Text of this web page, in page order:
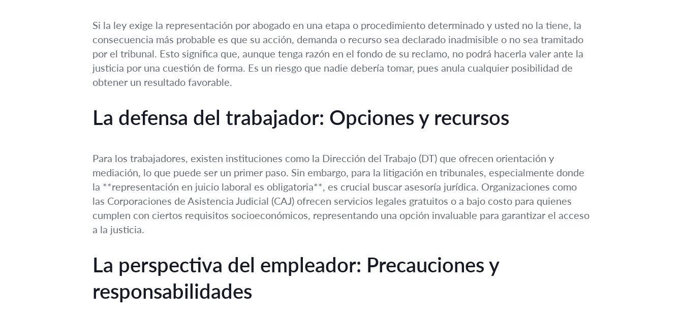
Si la ley exige la representación por abogado en una etapa o procedimiento determinado y usted no la tiene, la
consecuencia más probable es que su acción, demanda o recurso sea declarado inadmisible o no sea tramitado
por el tribunal. Esto significa que, aunque tenga razón en el fondo de su reclamo, no podrá hacerla valer ante la
justicia por una cuestión de forma. Es un riesgo que nadie debería tomar, pues anula cualquier posibilidad de
obtener un resultado favorable.
La defensa del trabajador: Opciones y recursos
Para los trabajadores, existen instituciones como la Dirección del Trabajo (DT) que ofrecen orientación y
mediación, lo que puede ser un primer paso. Sin embargo, para la litigación en tribunales, especialmente donde
la **representación en juicio laboral es obligatoria**, es crucial buscar asesoría jurídica. Organizaciones como
las Corporaciones de Asistencia Judicial (CAJ) ofrecen servicios legales gratuitos o a bajo costo para quienes
cumplen con ciertos requisitos socioeconómicos, representando una opción invaluable para garantizar el acceso
a la justicia.
La perspectiva del empleador: Precauciones y
responsabilidades